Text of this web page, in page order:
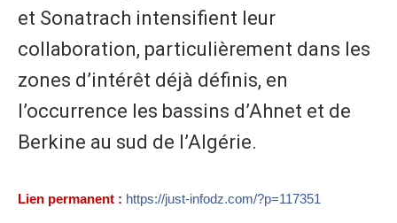
et Sonatrach intensifient leur
collaboration, particulièrement dans les
zones d’intérêt déjà définis, en
l’occurrence les bassins d’Ahnet et de
Berkine au sud de l’Algérie.
Lien permanent : https://just-infodz.com/?p=117351